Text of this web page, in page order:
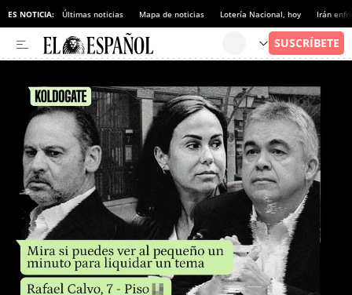
ES NOTICIA: Últimas noticias Mapa de noticias Lotería Nacional, hoy Irán